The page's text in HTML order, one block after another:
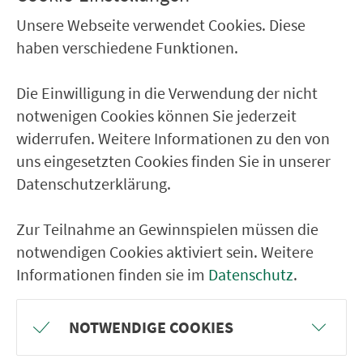
Sankt Wolfgang (Linie 541
Velburg Zum Sperlasberg (Linie 541)
Kirchenwinn (Linie 589)
nichtbedienen.
Zu­sätz­lich kann es auf den genannten Linien zu
Ver­spä­tungen kommen.
Update: ab Diens­tag, 17. März 2026werden
folgende Hal­te­stel­len
Velburg Lutzmannsteiner Str. (Linie 513,
Unsere Webseite verwendet Cookies. Diese
haben verschiedene Funktionen.
Die Einwilligung in die Verwendung der nicht
notwenigen Cookies können Sie jederzeit
widerrufen. Weitere Informationen zu den von
uns eingesetzten Cookies finden Sie in unserer
Datenschutzerklärung.
Zur Teilnahme an Gewinnspielen müssen die
notwendigen Cookies aktiviert sein. Weitere
Informationen finden sie im Datenschutz.
NOTWENDIGE COOKIES